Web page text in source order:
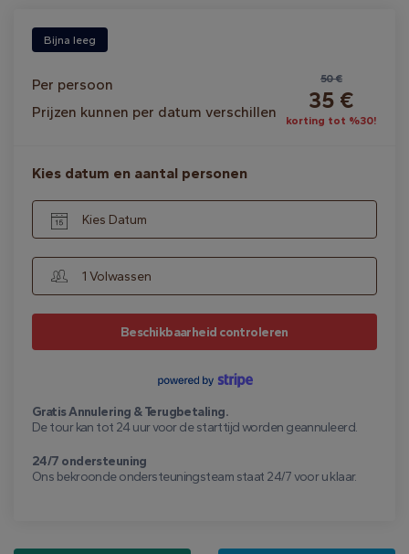
Bijna leeg
Per persoon
Prijzen kunnen per datum verschillen
50 €
35 €
korting tot %30!
Kies datum en aantal personen
Kies Datum
1 Volwassen
Beschikbaarheid controleren
Gratis Annulering & Terugbetaling.
De tour kan tot 24 uur voor de starttijd worden geannuleerd.
24/7 ondersteuning
Ons bekroonde ondersteuningsteam staat 24/7 voor u klaar.